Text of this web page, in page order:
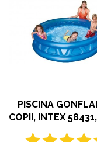
PISCINA
COPII, INTEX